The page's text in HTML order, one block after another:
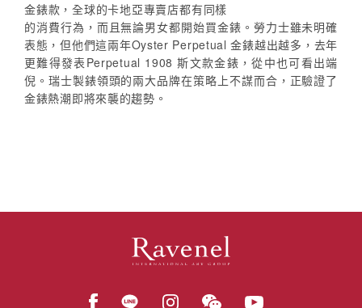
金錶款，全球的卡地亞專賣店都有同樣
的消費行為，而且無論男女都開始買金錶。勞力士雖未明確
表態，但他們這兩年Oyster Perpetual 金錶越出越多，去年
更難得發表Perpetual 1908 斯文款金錶，從中也可看出端
倪。瑞士製錶領頭的兩大品牌在策略上不謀而合，正驗證了
金錶熱潮即將來襲的趨勢。